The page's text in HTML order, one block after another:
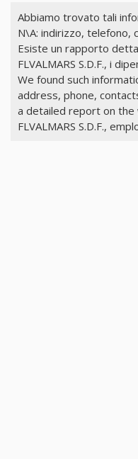
Abbiamo trovato tali
N\A: indirizzo, telefono,
Esiste un rapporto
FLVALMARS S.D.F., i
We found such
address, phone,
a detailed report on the
FLVALMARS S.D.F.,